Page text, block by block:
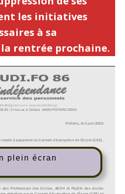
les initiatives
à sa
rentrée prochaine.
plein écran